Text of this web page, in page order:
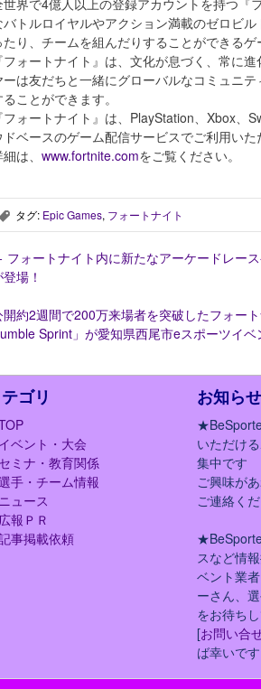
世界で4億人以上の登録アカウントを持つ『
バトルロイヤルやアクション満載のゼロビ
たり、チームを組んだりすることができるゲ
フォートナイト』は、文化が息づく、常に
ーは友だちと一緒にグローバルなコミュニ
ことができます。
フォートナイト』は、PlayStation、Xbox、
ドベースのゲーム配信サービスでご利用いた
は、 www.fortnite.comをご覧ください。
タグ: Epic Games, フォートナイト
フォートナイト内に新たなアーケードレー
場！
開約2週間で200万来場者を突破したフォー
Sprint」が愛知県西尾市eスポーツイベ
ゴリ
ベント・大会
ミナ・教育関係
手・チーム情報
ュース
報ＰＲ
事掲載依頼
お知らせ
いただけ
集中です
ご興味が
ご連絡く
スなど情
ベント業
ーさん、
をお待ち
[お問い合
ば幸いです